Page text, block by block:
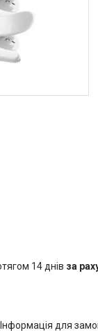
14 днів за
Інформація для